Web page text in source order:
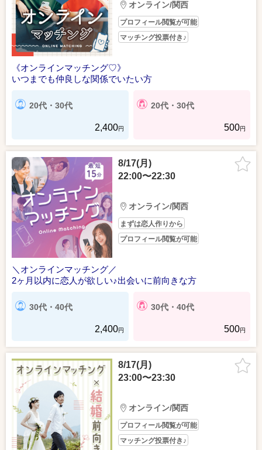
オンライン/関西
プロフィール閲覧が可能
マッチング投票付き♪
《オンラインマッチング♡》
いつまでも仲良しな関係でいたい方
20代・30代
2,400円
20代・30代
500円
8/17(月)
22:00〜22:30
オンライン/関西
まずは恋人作りから
プロフィール閲覧が可能
＼オンラインマッチング／
2ヶ月以内に恋人が欲しい♪出会いに前向きな方
30代・40代
2,400円
30代・40代
500円
8/17(月)
23:00〜23:30
オンライン/関西
プロフィール閲覧が可能
マッチング投票付き♪